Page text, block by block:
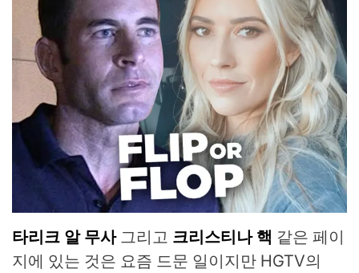
타리크 알 무사 그리고 크리스티나 핵 같은 페이
지에 있는 것은 요즘 드문 일이지만 HGTV의